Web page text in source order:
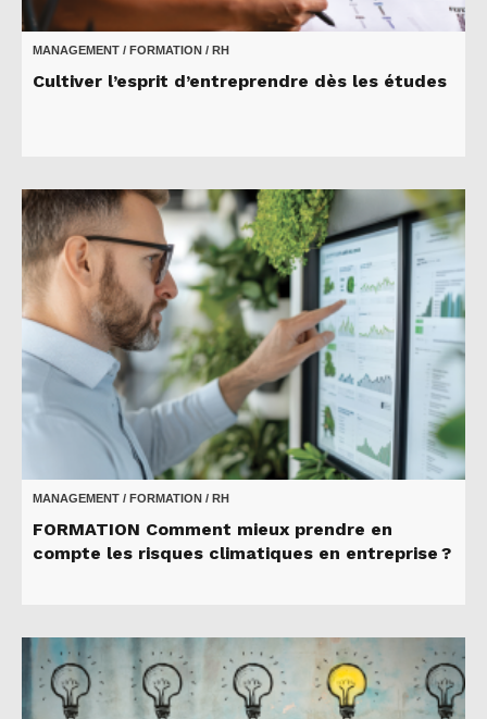
MANAGEMENT / FORMATION / RH
Cultiver l’esprit d’entreprendre dès les études
MANAGEMENT / FORMATION / RH
FORMATION Comment mieux prendre en
compte les risques climatiques en entreprise ?